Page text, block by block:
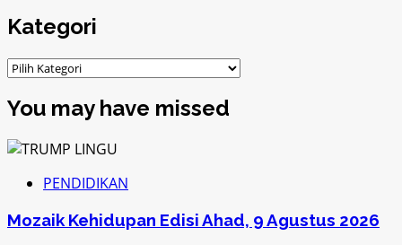
Kategori
Kategori
You may have missed
PENDIDIKAN
Mozaik Kehidupan Edisi Ahad, 9 Agustus 2026